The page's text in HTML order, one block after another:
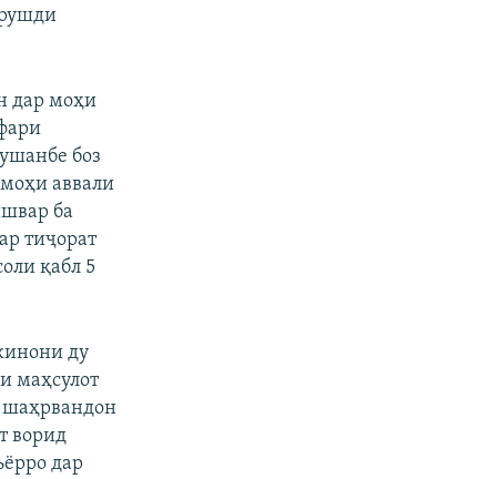
дар моҳи
боз
аввали
ба
тиҷорат
қабл 5
ду
маҳсулот
шаҳрвандон
ворид
дар